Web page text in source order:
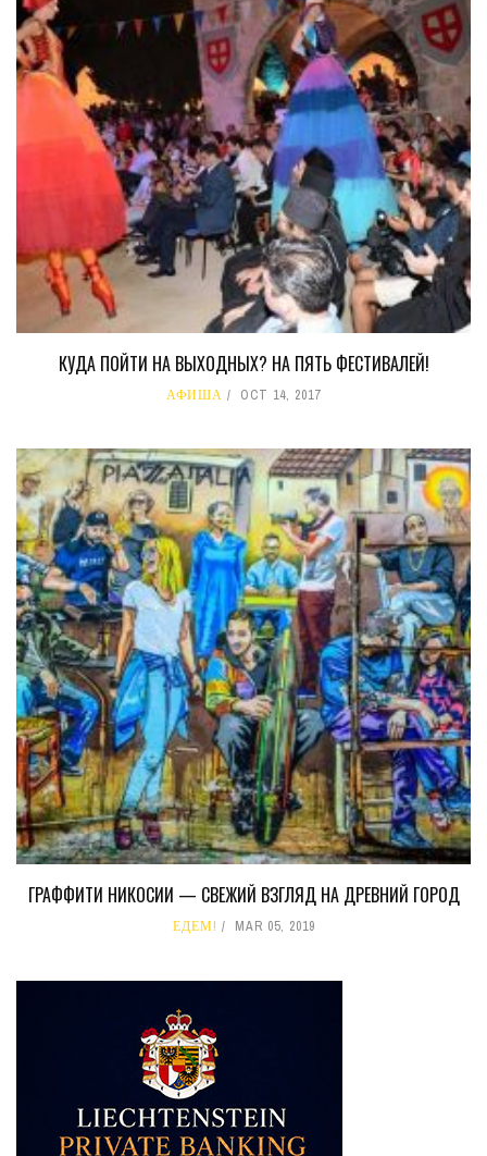
КУДА ПОЙТИ НА ВЫХОДНЫХ? НА ПЯТЬ ФЕСТИВАЛЕЙ!
АФИША OCT 14, 2017
ГРАФФИТИ НИКОСИИ — СВЕЖИЙ ВЗГЛЯД НА ДРЕВНИЙ ГОРОД
ЕДЕМ! MAR 05, 2019